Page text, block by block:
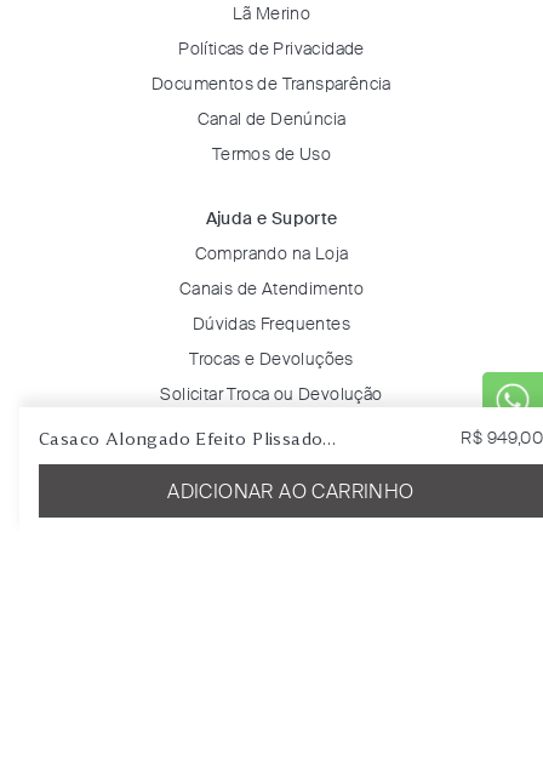
Casaco Alongado Efeito Plissado
Azul Meia Noite
R$ 949,00
ADICIONAR AO CARRINHO
Lã Merino
Políticas de Privacidade
Documentos de Transparência
Canal de Denúncia
Termos de Uso
Ajuda e Suporte
Comprando na Loja
Canais de Atendimento
Dúvidas Frequentes
Trocas e Devoluções
Solicitar Troca ou Devolução
Rastreie seu pedido
Minha Conta